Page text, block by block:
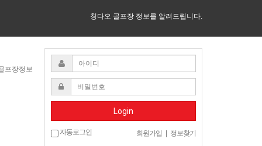
칭다오 골프장 정보를 알려드립니다.
프장정보
Login
자동로그인 회원가입 정보찾기